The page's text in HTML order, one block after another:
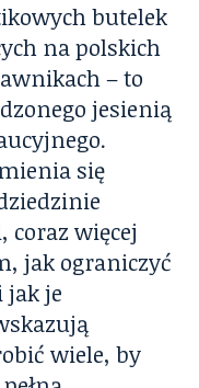
butelek
na polskich
– to
jesienią
się
coraz więcej
jak ograniczyć
jak je
wiele, by